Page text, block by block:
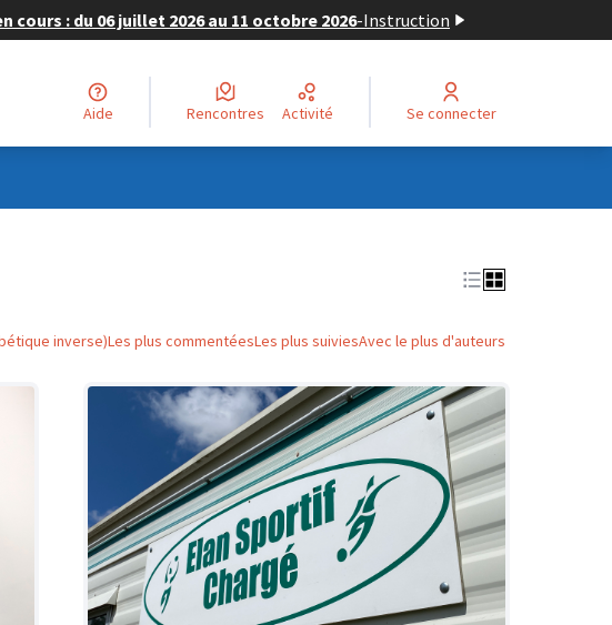
: du 06 juillet 2026 au 11 octobre 2026-Instruction
Aide Rencontres Activité Se connecter
inverse)Les plus commentéesLes plus suiviesAvec le plus d'auteurs